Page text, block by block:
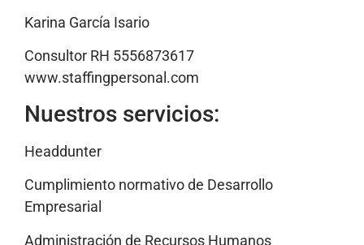
Karina García Isario
Consultor RH 5556873617
www.staffingpersonal.com
Nuestros servicios:
Headdunter
Cumplimiento normativo de Desarrollo
Empresarial
Administración de Recursos Humanos